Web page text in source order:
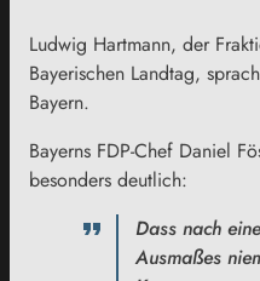
Ludwig Hartmann, der
Bayerischen Landtag,
Bayern.
Bayerns FDP-Chef Daniel
besonders deutlich:
Dass nach
Ausmaßes